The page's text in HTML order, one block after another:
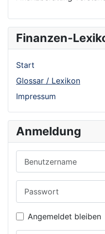
Finanzen-
Start
Glossar / Lexikon
Impressum
Anmeldung
Angemeldet bleiben